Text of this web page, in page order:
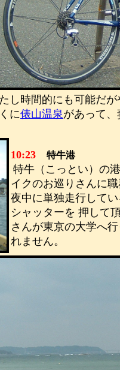
し時間的にも可能だ
に俵山温泉があって
10:23 特牛港
特牛（こっとい）の
イクのお巡りさんに
夜中に単独走行して
シャッターを 押して
さんが東京の大学へ
れません。